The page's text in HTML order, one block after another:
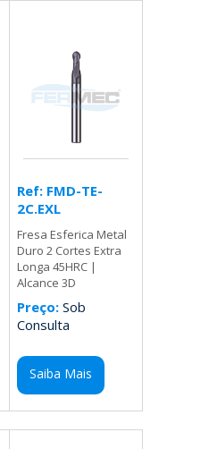
Ref: FMD-TE-
2C.EXL
Fresa Esferica Metal
Duro 2 Cortes Extra
Longa 45HRC |
Alcance 3D
Preço:Sob
Consulta
Saiba Mais